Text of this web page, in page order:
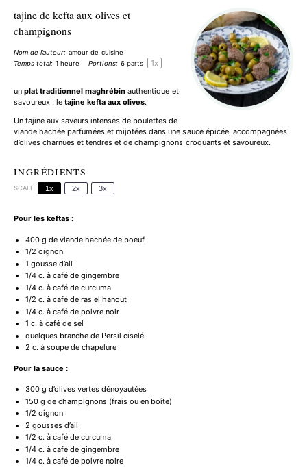
tajine de kefta aux olives et
champignons
Nom de l’auteur: amour de cuisine
Temps total: 1 heure Portions: 6parts 1x
unplat traditionnel maghrébin authentique et
savoureux : letajine kefta aux olives.
Un tajine aux saveurs intenses de boulettes de
viande hachée parfumées et mijotées dans une sauce épicée, accompagnées
d’olives charnues et tendres et de champignons croquants et savoureux.
INGRÉDIENTS
SCALE 1x 2x 3x
Pour les keftas :
400 g de viande hachée de boeuf
1/2 oignon
1 gousse d’ail
1/4c. à café de gingembre
1/4c. à café de curcuma
1/2 c. à café de ras el hanout
1/4c. à café de poivre noir
1 c. à café de sel
quelques branche de Persil ciselé
2 c. à soupe de chapelure
Pour la sauce :
300 g d’olives vertes dénoyautées
150 g de champignons (frais ou en boîte)
1/2 oignon
2 gousses d’ail
1/2 c. à café de curcuma
1/4c. à café de gingembre
1/4c. à café de poivre noire